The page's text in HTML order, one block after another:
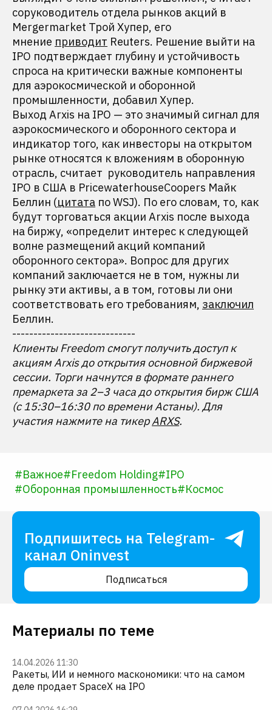
соруководитель отдела рынков акций в
Mergermarket Трой Хупер, его
мнение приводит Reuters. Решение выйти на
IPO подтверждает глубину и устойчивость
спроса на критически важные компоненты
для аэрокосмической и оборонной
промышленности, добавил Хупер.
Выход Arxis на IPO — это значимый сигнал для
аэрокосмического и оборонного сектора и
индикатор того, как инвесторы на открытом
рынке относятся к вложениям в оборонную
отрасль, считает руководитель направления
IPO в США в PricewaterhouseCoopers Майк
Беллин (цитата по WSJ). По его словам, то, как
будут торговаться акции Arxis после выхода
на биржу, «определит интерес к следующей
волне размещений акций компаний
оборонного сектора». Вопрос для других
компаний заключается не в том, нужны ли
рынку эти активы, а в том, готовы ли они
соответствовать его требованиям, заключил
Беллин.
-----------------------------
Клиенты Freedom смогут получить доступ к
акциям Arxis до открытия основной биржевой
сессии. Торги начнутся в формате раннего
премаркета за 2–3 часа до открытия бирж США
(с 15:30–16:30 по времени Астаны). Для
участия нажмите на тикерARXS.
#Важное#Freedom Holding#IPO
#Оборонная промышленность#Космос
Подпишитесь на Telegram-
канал Oninvest
Подписаться
Материалы по теме
14.04.2026 11:30
Ракеты, ИИ и немного маскономики: что на самом
деле продает SpaceX на IPO